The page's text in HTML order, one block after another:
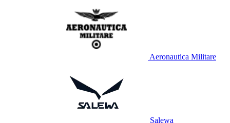
Aeronautica Militare
Salewa